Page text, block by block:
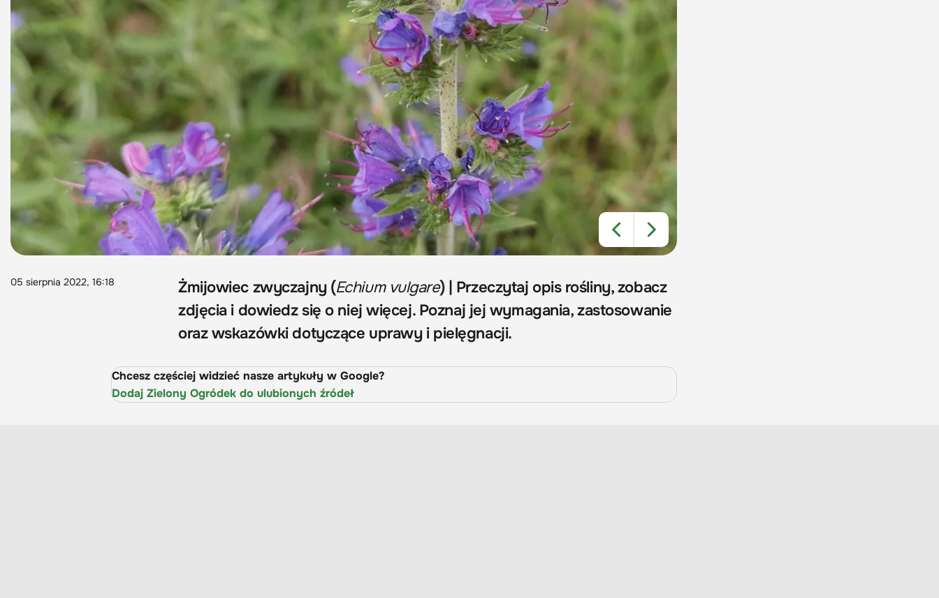
05 sierpnia 2022, 16:18 Żmijowiec zwyczajny (Echium vulgare) | Przeczytaj opis rośliny, zobacz
zdjęcia i dowiedz się o niej więcej. Poznaj jej wymagania, zastosowanie
oraz wskazówki dotyczące uprawy i pielęgnacji.
Chcesz częściej widzieć nasze artykuły w Google?
Dodaj Zielony Ogródek do ulubionych źródeł